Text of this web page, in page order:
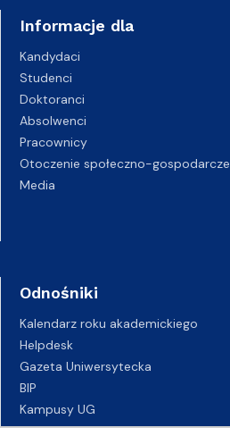
Informacje dla
Kandydaci
Studenci
Doktoranci
Absolwenci
Pracownicy
Otoczenie społeczno-gospodarcze
Media
Odnośniki
Kalendarz roku akademickiego
Helpdesk
Gazeta Uniwersytecka
BIP
Kampusy UG
Biuro Karier UG